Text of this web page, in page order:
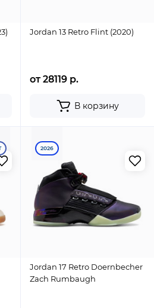
Jordan 13 Retro Flint (2020)
от 28119 р.
В корзину
2026
Jordan 17 Retro Doernbecher
Zach Rumbaugh